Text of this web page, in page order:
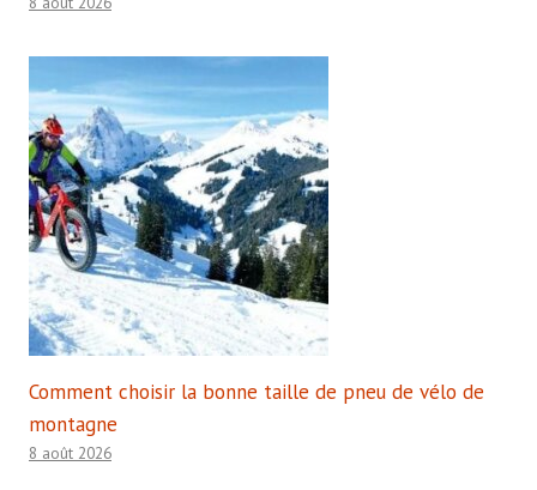
Comment choisir la bonne taille de pneu de vélo de
montagne
8 août 2026